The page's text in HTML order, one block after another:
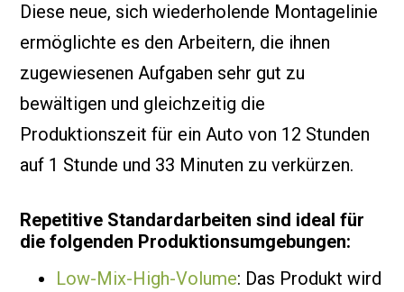
Diese neue, sich wiederholende Montagelinie
ermöglichte es den Arbeitern, die ihnen
zugewiesenen Aufgaben sehr gut zu
bewältigen und gleichzeitig die
Produktionszeit für ein Auto von 12 Stunden
auf 1 Stunde und 33 Minuten zu verkürzen.
Repetitive Standardarbeiten sind ideal für
die folgenden Produktionsumgebungen:
Low-Mix-High-Volume: Das Produkt wird